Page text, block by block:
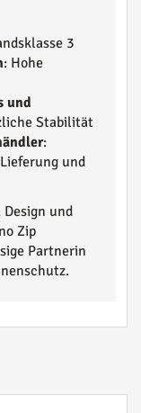
3
: Hohe
und
Stabilität
:
und
Design und
Zip
Partnerin